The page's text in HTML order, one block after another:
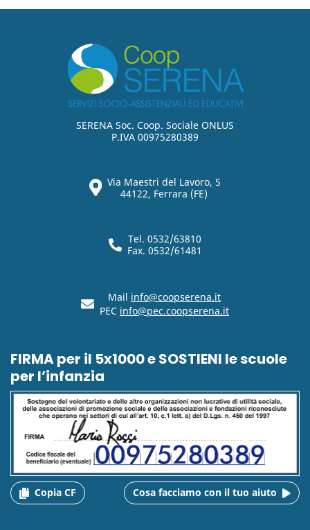
SERENA Soc. Coop. Sociale ONLUS
P.IVA 00975280389
Via Maestri del Lavoro, 5
44122, Ferrara (FE)
Tel. 0532/63810
Fax. 0532/61481
Mail info@coopserena.it
PEC info@pec.coopserena.it
FIRMA per il 5x1000 e SOSTIENI le scuole
per l’infanzia
Copia CF Cosa facciamo con il tuo aiuto